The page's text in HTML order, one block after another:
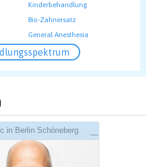
Kinderbehandlung
Bio-Zahnersatz
General Anesthesia
in Berlin Schöneberg